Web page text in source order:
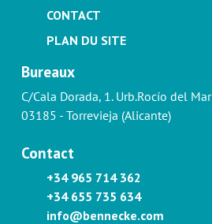
CONTACT
PLAN DU SITE
Bureaux
C/Cala Dorada, 1. Urb.Rocío del Mar
03185 - Torrevieja (Alicante)
Contact
+34 965 714 362
+34 655 735 634
info@bennecke.com